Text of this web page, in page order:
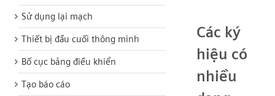
Sử dụng lại mạch
Thiết bị đầu cuối thông minh
Bố cục bảng điều khiển
Tạo báo cáo
Các ký
hiệu có
nhiều